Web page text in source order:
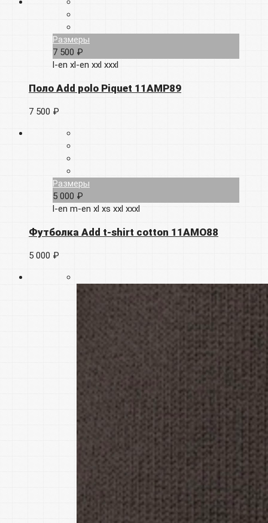
Размеры
7 500 ₽
l-en xl-en xxl xxxl
Поло Add polo Piquet 11AMP89
7 500 ₽
Размеры
5 000 ₽
l-en m-en xl xs xxl xxxl
Футболка Add t-shirt cotton 11AMO88
5 000 ₽